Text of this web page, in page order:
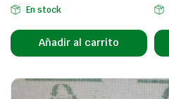
En stock
Añadir al carrito